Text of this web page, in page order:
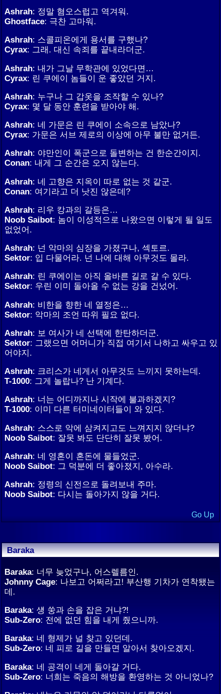
Ashrah: 정말 혐오스럽고 역겨워.
Ghostface: 극찬 고마워.
Ashrah: 스콜피온에게 용서를 구했나?
Cyrax: 그래. 대신 속죄를 끝내라더군.
Ashrah: 내가 그날 무학관에 있었다면…
Cyrax: 린 쿠에이 놈들이 운 좋았던 거지.
Ashrah: 누구나 그 갑옷을 조작할 수 있나?
Cyrax: 몇 달 동안 훈련을 받아야 해.
Ashrah: 네 가문은 린 쿠에이 소속으로 남았나?
Cyrax: 가문은 서브 제로의 이상에 아무 불만 없거든.
Ashrah: 야만인이 폭군으로 돌변하는 건 한순간이지.
Conan: 내게 그 순간은 오지 않는다.
Ashrah: 네 고향은 지옥이 따로 없는 것 같군.
Conan: 여기라고 더 낫진 않은데?
Ashrah: 리우 캉과의 갈등은…
Noob Saibot: 놈이 이성적으로 나왔으면 이렇게 될 일도
없었어.
Ashrah: 넌 악마의 심장을 가졌구나, 섹토르.
Sektor: 입 다물어라. 넌 나에 대해 아무것도 몰라.
Ashrah: 린 쿠에이는 아직 올바른 길로 갈 수 있다.
Sektor: 우린 이미 돌아올 수 없는 강을 건넜어.
Ashrah: 비한을 향한 네 열정은…
Sektor: 악마의 조언 따위 필요 없다.
Ashrah: 보 여사가 네 선택에 한탄하더군.
Sektor: 그랬으면 어머니가 직접 여기서 나하고 싸우고 있
어야지.
Ashrah: 크리스가 네게서 아무것도 느끼지 못하는데.
T-1000: 그게 놀랍나? 난 기계다.
Ashrah: 너는 어디까지나 시작에 불과하겠지?
T-1000: 이미 다른 터미네이터들이 와 있다.
Ashrah: 스스로 악에 삼켜지고도 느껴지지 않더냐?
Noob Saibot: 잘못 봐도 단단히 잘못 봤어.
Ashrah: 네 영혼이 혼돈에 물들었군.
Noob Saibot: 그 덕분에 더 좋아졌지, 아수라.
Ashrah: 정령의 신전으로 돌려보내 주마.
Noob Saibot: 다시는 돌아가지 않을 거다.
Go Up
Baraka
Baraka: 너무 늦었구나, 어스렐름인.
Johnny Cage: 나보고 어쩌라고! 부산행 기차가 연착됐는
데.
Baraka: 섕 쑹과 손을 잡은 거냐?!
Sub-Zero: 전에 없던 힘을 내게 줬으니까.
Baraka: 네 형제가 널 찾고 있던데.
Sub-Zero: 네 피로 길을 만들면 알아서 찾아오겠지.
Baraka: 네 공격이 네게 돌아갈 거다.
Sub-Zero: 너희는 죽음의 해방을 환영하는 것 아니었나?